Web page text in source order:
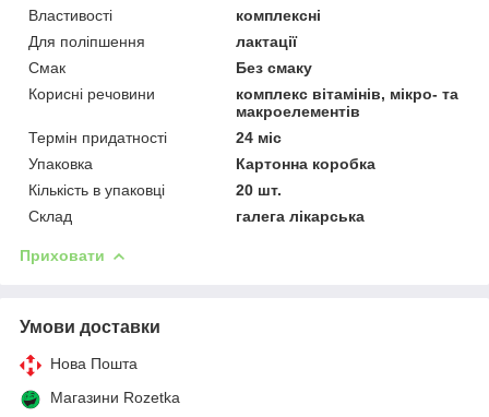
Властивості
комплексні
Для поліпшення
лактації
Смак
Без смаку
Корисні речовини
комплекс вітамінів, мікро- та
макроелементів
Термін придатності
24 міс
Упаковка
Картонна коробка
Кількість в упаковці
20 шт.
Склад
галега лікарська
Приховати
Умови доставки
Нова Пошта
Магазини Rozetka